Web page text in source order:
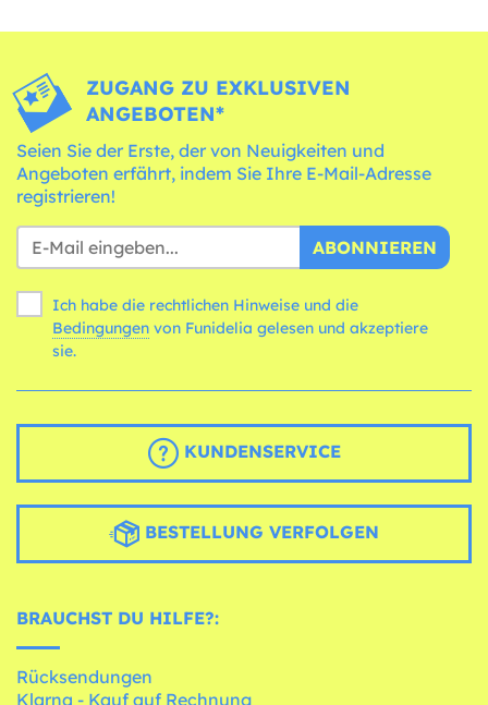
ZUGANG ZU EXKLUSIVEN
ANGEBOTEN*
Seien Sie der Erste, der von Neuigkeiten und
Angeboten erfährt, indem Sie Ihre E-Mail-Adresse
registrieren!
ABONNIEREN
Ich habe die rechtlichen Hinweise und die
Bedingungen
sie.
KUNDENSERVICE
BESTELLUNG VERFOLGEN
BRAUCHST DU HILFE?:
Rücksendungen
Klarna - Kauf auf Rechnung